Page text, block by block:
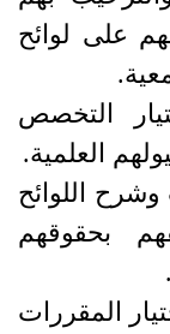
على لوائح
التخصص
العلمية.
اللوائح
بحقوقهم
المقررات